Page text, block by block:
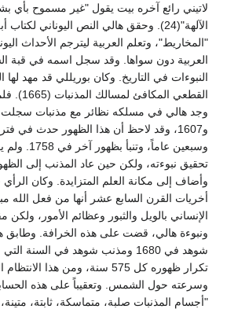
لاتيني رائع آخره بيت يقول "غير مسموح بأي
الآلهة"(24). وحقق هالي النص اليوناني
"المخاريط"، وتعلم العربية ليترجم الأحداث
العربية دون سواها. وقد سجل اسمه في قبة
النبوءات في التاريخ. وكان بوريللي قد مهد
و1607، وقد لاحظ أن هذا الظهور حدث
وسبعين
تحقيق نبوءته، ولكن حين عاد المذنب إلى
وأضاف إلى مكانة العلم المتزايدة. وكان
أخريات القرن السابع عشر أنها من فعل الله
الإنساني بالويل والثبور وعظائم الأمور، ولكن
ونبوءة هالي، قضت على هذه الخرافة. وطابق
شوهد في 1680 ومذنب شوهد في السنة
تكرار ظهوره كل 575 سنة، ومن
وسرعته حول الشمس. وتعقيباً على هذه
"أجسام المذنبات صلبة، متماسكة، ثابتة،